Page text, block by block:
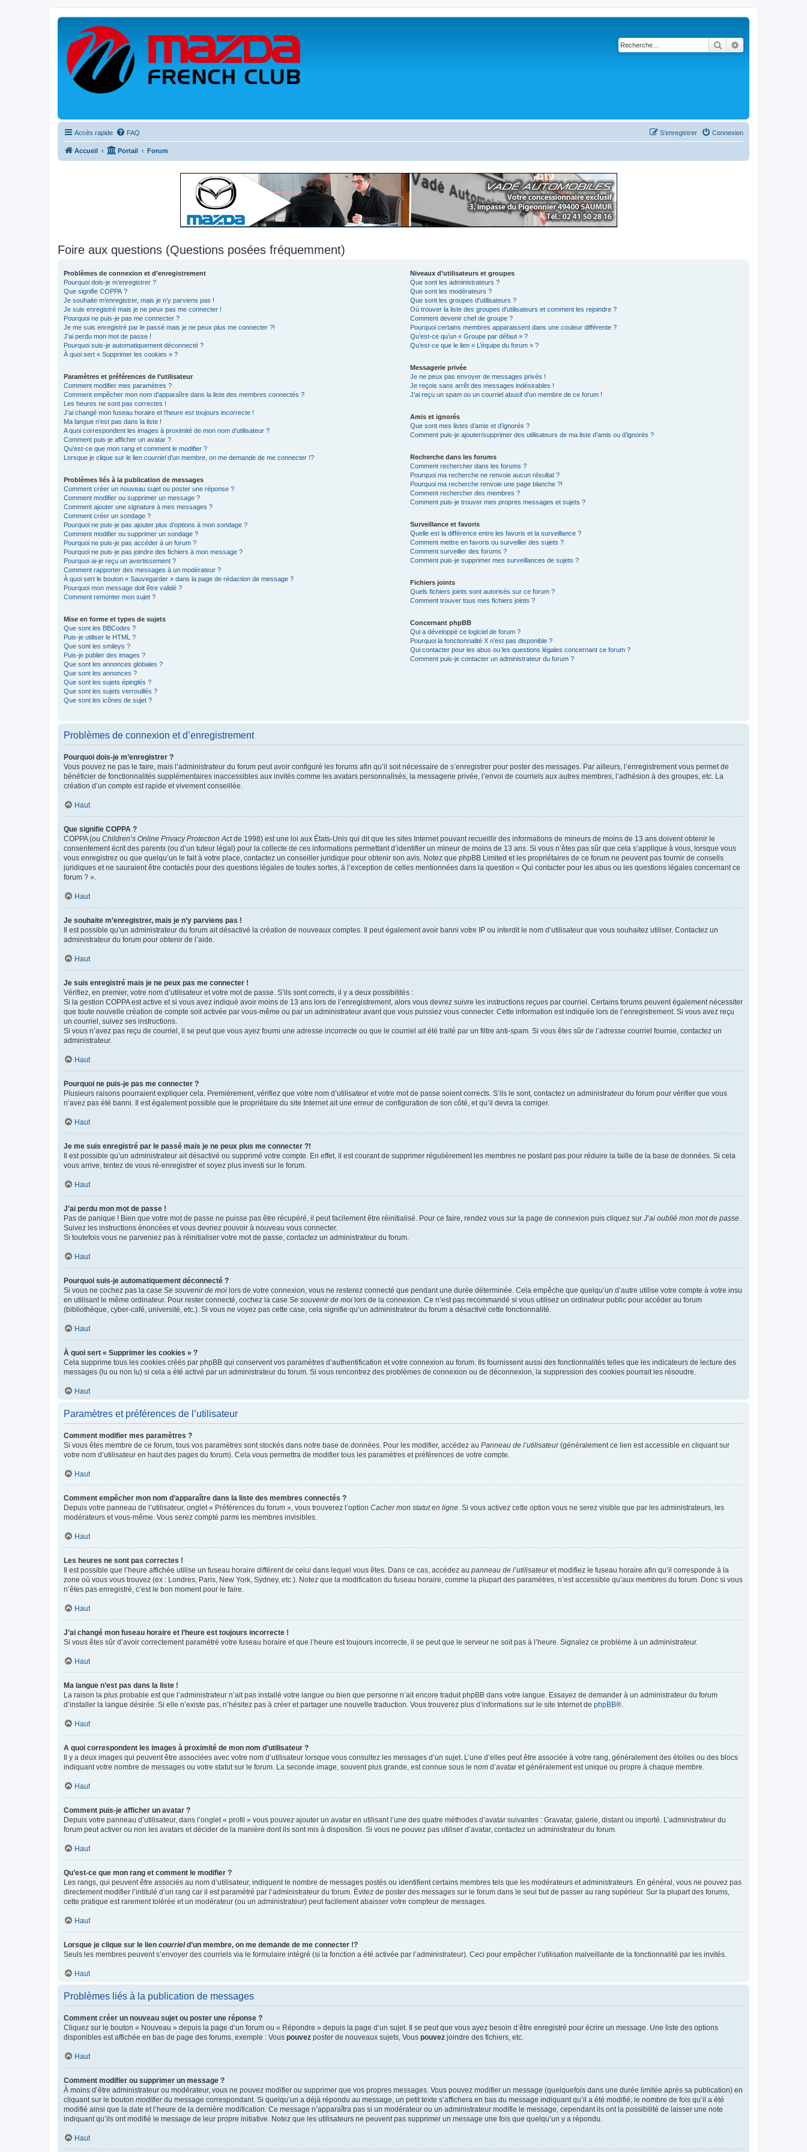
Rechercher
Accès rapide FAQ Connexion
S’enregistrer
Accueil Portail Forum
Foire aux questions (Questions posées fréquemment)
Problèmes de connexion et d’enregistrement
Pourquoi dois-je m’enregistrer ?
Que signifie COPPA ?
Je souhaite m’enregistrer, mais je n’y parviens pas !
Je suis enregistré mais je ne peux pas me connecter !
Pourquoi ne puis-je pas me connecter ?
Je me suis enregistré par le passé mais je ne peux plus me connecter ?!
J’ai perdu mon mot de passe !
Pourquoi suis-je automatiquement déconnecté ?
À quoi sert « Supprimer les cookies » ?
Paramètres et préférences de l’utilisateur
Comment modifier mes paramètres ?
Comment empêcher mon nom d’apparaître dans la liste des membres connectés ?
Les heures ne sont pas correctes !
J’ai changé mon fuseau horaire et l’heure est toujours incorrecte !
Ma langue n’est pas dans la liste !
A quoi correspondent les images à proximité de mon nom d’utilisateur ?
Comment puis-je afficher un avatar ?
Qu’est-ce que mon rang et comment le modifier ?
Lorsque je clique sur le lien courrield’un membre, on me demande de me connecter !?
Problèmes liés à la publication de messages
Comment créer un nouveau sujet ou poster une réponse ?
Comment modifier ou supprimer un message ?
Comment ajouter une signature à mes messages ?
Comment créer un sondage ?
Pourquoi ne puis-je pas ajouter plus d’options à mon sondage ?
Comment modifier ou supprimer un sondage ?
Pourquoi ne puis-je pas accéder à un forum ?
Pourquoi ne puis-je pas joindre des fichiers à mon message ?
Pourquoi ai-je reçu un avertissement ?
Comment rapporter des messages à un modérateur ?
À quoi sert le bouton « Sauvegarder » dans la page de rédaction de message ?
Pourquoi mon message doit être validé ?
Comment remonter mon sujet ?
Mise en forme et types de sujets
Que sont les BBCodes ?
Puis-je utiliser le HTML ?
Que sont les smileys ?
Puis-je publier des images ?
Que sont les annonces globales ?
Que sont les annonces ?
Que sont les sujets épinglés ?
Que sont les sujets verrouillés ?
Que sont les icônes de sujet ?
Niveaux d’utilisateurs et groupes
Que sont les administrateurs ?
Que sont les modérateurs ?
Que sont les groupes d’utilisateurs ?
Où trouver la liste des groupes d’utilisateurs et comment les rejoindre ?
Comment devenir chef de groupe ?
Pourquoi certains membres apparaissent dans une couleur différente ?
Qu’est-ce qu’un « Groupe par défaut » ?
Qu’est-ce que le lien « L’équipe du forum » ?
Messagerie privée
Je ne peux pas envoyer de messages privés !
Je reçois sans arrêt des messages indésirables !
J’ai reçu un spam ou un courriel abusif d’un membre de ce forum !
Amis et ignorés
Que sont mes listes d’amis et d’ignorés ?
Comment puis-je ajouter/supprimer des utilisateurs de ma liste d’amis ou d’ignorés ?
Recherche dans les forums
Comment rechercher dans les forums ?
Pourquoi ma recherche ne renvoie aucun résultat ?
Pourquoi ma recherche renvoie une page blanche ?!
Comment rechercher des membres ?
Comment puis-je trouver mes propres messages et sujets ?
Surveillance et favoris
Quelle est la différence entre les favoris et la surveillance ?
Comment mettre en favoris ou surveiller des sujets ?
Comment surveiller des forums ?
Comment puis-je supprimer mes surveillances de sujets ?
Fichiers joints
Quels fichiers joints sont autorisés sur ce forum ?
Comment trouver tous mes fichiers joints ?
Concernant phpBB
Qui a développé ce logiciel de forum ?
Pourquoi la fonctionnalité X n’est pas disponible ?
Qui contacter pour les abus ou les questions légales concernant ce forum ?
Comment puis-je contacter un administrateur du forum ?
Problèmes de connexion et d’enregistrement
Pourquoi dois-je m’enregistrer ?
Vous pouvez ne pas le faire, mais l’administrateur du forum peut avoir configuré les forums afin qu’il soit nécessaire de s’enregistrer pour poster des messages. Par ailleurs, l’enregistrement vous permet de
bénéficier de fonctionnalités supplémentaires inaccessibles aux invités comme les avatars personnalisés, la messagerie privée, l’envoi de courriels aux autres membres, l’adhésion à des groupes, etc. La
création d’un compte est rapide et vivement conseillée.
Haut
Que signifie COPPA ?
COPPA (ou Children’s Online Privacy Protection Actde 1998) est une loi aux États-Unis qui dit que les sites Internet pouvant recueillir des informations de mineurs de moins de 13 ans doivent obtenir le
consentement écrit des parents (ou d’un tuteur légal) pour la collecte de ces informations permettant d’identifier un mineur de moins de 13 ans. Si vous n’êtes pas sûr que cela s’applique à vous, lorsque vous
vous enregistrez ou que quelqu’un le fait à votre place, contactez un conseiller juridique pour obtenir son avis. Notez que phpBB Limited et les propriétaires de ce forum ne peuvent pas fournir de conseils
juridiques et ne sauraient être contactés pour des questions légales de toutes sortes, à l’exception de celles mentionnées dans la question « Qui contacter pour les abus ou les questions légales concernant ce
forum ? ».
Haut
Je souhaite m’enregistrer, mais je n’y parviens pas !
Il est possible qu’un administrateur du forum ait désactivé la création de nouveaux comptes. Il peut également avoir banni votre IP ou interdit le nom d’utilisateur que vous souhaitez utiliser. Contactez un
administrateur du forum pour obtenir de l’aide.
Haut
Je suis enregistré mais je ne peux pas me connecter !
Vérifiez, en premier, votre nom d’utilisateur et votre mot de passe. S’ils sont corrects, il y a deux possibilités :
Si la gestion COPPA est active et si vous avez indiqué avoir moins de 13 ans lors de l’enregistrement, alors vous devrez suivre les instructions reçues par courriel. Certains forums peuvent également nécessiter
que toute nouvelle création de compte soit activée par vous-même ou par un administrateur avant que vous puissiez vous connecter. Cette information est indiquée lors de l’enregistrement. Si vous avez reçu
un courriel, suivez ses instructions.
Si vous n’avez pas reçu de courriel, il se peut que vous ayez fourni une adresse incorrecte ou que le courriel ait été traité par un filtre anti-spam. Si vous êtes sûr de l’adresse courriel fournie, contactez un
administrateur.
Haut
Pourquoi ne puis-je pas me connecter ?
Plusieurs raisons pourraient expliquer cela. Premièrement, vérifiez que votre nom d’utilisateur et votre mot de passe soient corrects. S’ils le sont, contactez un administrateur du forum pour vérifier que vous
n’avez pas été banni. Il est également possible que le propriétaire du site Internet ait une erreur de configuration de son côté, et qu’il devra la corriger.
Haut
Je me suis enregistré par le passé mais je ne peux plus me connecter ?!
Il est possible qu’un administrateur ait désactivé ou supprimé votre compte. En effet, il est courant de supprimer régulièrement les membres ne postant pas pour réduire la taille de la base de données. Si cela
vous arrive, tentez de vous ré-enregistrer et soyez plus investi sur le forum.
Haut
J’ai perdu mon mot de passe !
Pas de panique ! Bien que votre mot de passe ne puisse pas être récupéré, il peut facilement être réinitialisé. Pour ce faire, rendez vous sur la page de connexion puis cliquez sur J’ai oublié mon mot de passe.
Suivez les instructions énoncées et vous devriez pouvoir à nouveau vous connecter.
Si toutefois vous ne parveniez pas à réinitialiser votre mot de passe, contactez un administrateur du forum.
Haut
Pourquoi suis-je automatiquement déconnecté ?
Si vous ne cochez pas la case Se souvenir de moi lors de votre connexion, vous ne resterez connecté que pendant une durée déterminée. Cela empêche que quelqu’un d’autre utilise votre compte à votre insu
en utilisant le même ordinateur. Pour rester connecté, cochez la case Se souvenir de moi lors de la connexion. Ce n’est pas recommandé si vous utilisez un ordinateur public pour accéder au forum
(bibliothèque, cyber-café, université, etc.). Si vous ne voyez pas cette case, cela signifie qu’un administrateur du forum a désactivé cette fonctionnalité.
Haut
À quoi sert « Supprimer les cookies » ?
Cela supprime tous les cookies créés par phpBB qui conservent vos paramètres d’authentification et votre connexion au forum. Ils fournissent aussi des fonctionnalités telles que les indicateurs de lecture des
messages (lu ou non lu) si cela a été activé par un administrateur du forum. Si vous rencontrez des problèmes de connexion ou de déconnexion, la suppression des cookies pourrait les résoudre.
Haut
Paramètres et préférences de l’utilisateur
Comment modifier mes paramètres ?
Si vous êtes membre de ce forum, tous vos paramètres sont stockés dans notre base de données. Pour les modifier, accédez au Panneau de l’utilisateur(généralement ce lien est accessible en cliquant sur
votre nom d’utilisateur en haut des pages du forum). Cela vous permettra de modifier tous les paramètres et préférences de votre compte.
Haut
Comment empêcher mon nom d’apparaître dans la liste des membres connectés ?
Depuis votre panneau de l’utilisateur, onglet « Préférences du forum », vous trouverez l’option Cacher mon statut en ligne. Si vous activez cette option vous ne serez visible que par les administrateurs, les
modérateurs et vous-même. Vous serez compté parmi les membres invisibles.
Haut
Les heures ne sont pas correctes !
Il est possible que l’heure affichée utilise un fuseau horaire différent de celui dans lequel vous êtes. Dans ce cas, accédez au panneau de l’utilisateuret modifiez le fuseau horaire afin qu’il corresponde à la
zone où vous vous trouvez (ex : Londres, Paris, New York, Sydney, etc.). Notez que la modification du fuseau horaire, comme la plupart des paramètres, n’est accessible qu’aux membres du forum. Donc si vous
n’êtes pas enregistré, c’est le bon moment pour le faire.
Haut
J’ai changé mon fuseau horaire et l’heure est toujours incorrecte !
Si vous êtes sûr d’avoir correctement paramétré votre fuseau horaire et que l’heure est toujours incorrecte, il se peut que le serveur ne soit pas à l’heure. Signalez ce problème à un administrateur.
Haut
Ma langue n’est pas dans la liste !
La raison la plus probable est que l’administrateur n’ait pas installé votre langue ou bien que personne n’ait encore traduit phpBB dans votre langue. Essayez de demander à un administrateur du forum
d’installer la langue désirée. Si elle n’existe pas, n’hésitez pas à créer et partager une nouvelle traduction. Vous trouverez plus d’informations sur le site Internet de phpBB®.
Haut
A quoi correspondent les images à proximité de mon nom d’utilisateur ?
Il y a deux images qui peuvent être associées avec votre nom d’utilisateur lorsque vous consultez les messages d’un sujet. L’une d’elles peut être associée à votre rang, généralement des étoiles ou des blocs
indiquant votre nombre de messages ou votre statut sur le forum. La seconde image, souvent plus grande, est connue sous le nom d’avatar et généralement est unique ou propre à chaque membre.
Haut
Comment puis-je afficher un avatar ?
Depuis votre panneau d’utilisateur, dans l’onglet « profil » vous pouvez ajouter un avatar en utilisant l’une des quatre méthodes d’avatar suivantes : Gravatar, galerie, distant ou importé. L’administrateur du
forum peut activer ou non les avatars et décider de la manière dont ils sont mis à disposition. Si vous ne pouvez pas utiliser d’avatar, contactez un administrateur du forum.
Haut
Qu’est-ce que mon rang et comment le modifier ?
Les rangs, qui peuvent être associés au nom d’utilisateur, indiquent le nombre de messages postés ou identifient certains membres tels que les modérateurs et administrateurs. En général, vous ne pouvez pas
directement modifier l’intitulé d’un rang car il est paramétré par l’administrateur du forum. Évitez de poster des messages sur le forum dans le seul but de passer au rang supérieur. Sur la plupart des forums,
cette pratique est rarement tolérée et un modérateur (ou un administrateur) peut facilement abaisser votre compteur de messages.
Haut
Lorsque je clique sur le lien courrield’un membre, on me demande de me connecter !?
Seuls les membres peuvent s’envoyer des courriels via le formulaire intégré (si la fonction a été activée par l’administrateur). Ceci pour empêcher l’utilisation malveillante de la fonctionnalité par les invités.
Haut
Problèmes liés à la publication de messages
Comment créer un nouveau sujet ou poster une réponse ?
Cliquez sur le bouton « Nouveau » depuis la page d’un forum ou « Répondre » depuis la page d’un sujet. Il se peut que vous ayez besoin d’être enregistré pour écrire un message. Une liste des options
disponibles est affichée en bas de page des forums, exemple : Vous pouvez poster de nouveaux sujets, Vous pouvez joindre des fichiers, etc.
Haut
Comment modifier ou supprimer un message ?
À moins d’être administrateur ou modérateur, vous ne pouvez modifier ou supprimer que vos propres messages. Vous pouvez modifier un message (quelquefois dans une durée limitée après sa publication) en
cliquant sur le bouton modifierdu message correspondant. Si quelqu’un a déjà répondu au message, un petit texte s’affichera en bas du message indiquant qu’il a été modifié, le nombre de fois qu’il a été
modifié ainsi que la date et l’heure de la dernière modification. Ce message n’apparaîtra pas si un modérateur ou un administrateur modifie le message, cependant ils ont la possibilité de laisser une note
indiquant qu’ils ont modifié le message de leur propre initiative. Notez que les utilisateurs ne peuvent pas supprimer un message une fois que quelqu’un y a répondu.
Haut